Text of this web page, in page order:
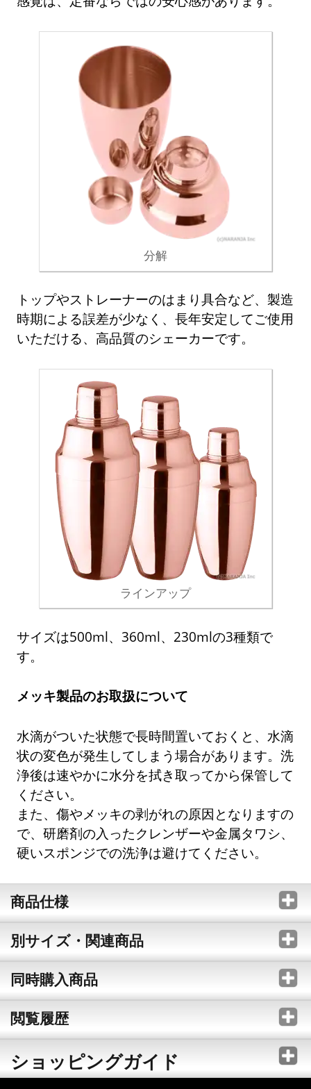
分解
トップやストレーナーのはまり具合など、製造
時期による誤差が少なく、長年安定してご使用
いただける、高品質のシェーカーです。
ラインアップ
サイズは500ml、360ml、230mlの3種類で
す。
メッキ製品のお取扱について
水滴がついた状態で長時間置いておくと、水滴
状の変色が発生してしまう場合があります。洗
浄後は速やかに水分を拭き取ってから保管して
ください。
また、傷やメッキの剥がれの原因となりますの
で、研磨剤の入ったクレンザーや金属タワシ、
硬いスポンジでの洗浄は避けてください。
商品仕様
別サイズ・関連商品
同時購入商品
閲覧履歴
ショッピングガイド